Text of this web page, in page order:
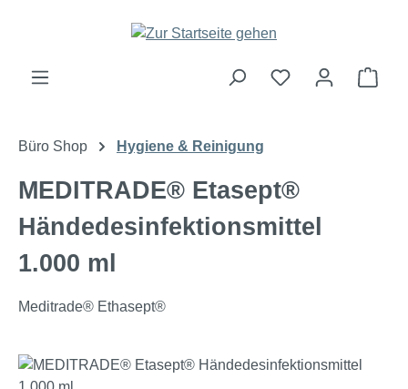
Zum Hauptinhalt springen
Büro Shop Hygiene & Reinigung
MEDITRADE® Etasept®
Händedesinfektionsmittel
1.000 ml
Meditrade® Ethasept®
Bildergalerie überspringen